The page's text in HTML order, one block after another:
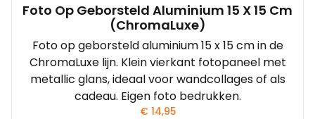
Foto Op Geborsteld Aluminium 15 X 15 Cm
(ChromaLuxe)
Foto op geborsteld aluminium 15 x 15 cm in de
ChromaLuxe lijn. Klein vierkant fotopaneel met
metallic glans, ideaal voor wandcollages of als
cadeau. Eigen foto bedrukken.
€14,95